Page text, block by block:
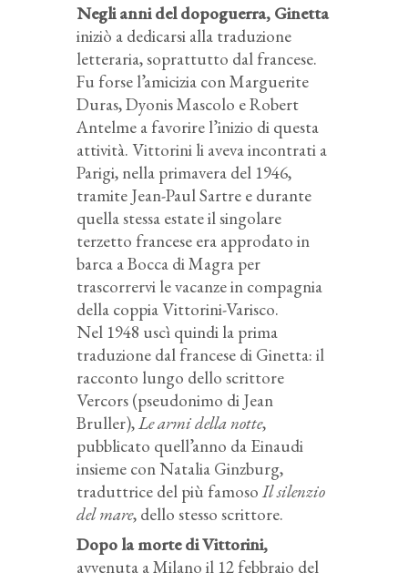
Negli anni del dopoguerra, Ginetta
iniziò a dedicarsi alla traduzione
letteraria, soprattutto dal francese.
Fu forse l’amicizia con Marguerite
Duras, Dyonis Mascolo e Robert
Antelme a favorire l’inizio di questa
attività. Vittorini li aveva incontrati a
Parigi, nella primavera del 1946,
tramite Jean-Paul Sartre e durante
quella stessa estate il singolare
terzetto francese era approdato in
barca a Bocca di Magra per
trascorrervi le vacanze in compagnia
della coppia Vittorini-Varisco.
Nel 1948 uscì quindi la prima
traduzione dal francese di Ginetta: il
racconto lungo dello scrittore
Vercors (pseudonimo di Jean
Bruller),Le armi della notte,
pubblicato quell’anno da Einaudi
insieme con Natalia Ginzburg,
traduttrice del più famoso Il silenzio
del mare, dello stesso scrittore.
Dopo la morte di Vittorini,
avvenuta a Milano il 12 febbraio del